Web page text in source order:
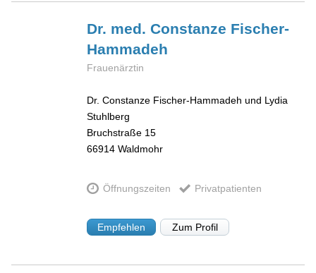
Dr. med. Constanze Fischer-
Hammadeh
Frauenärztin
Dr. Constanze Fischer-Hammadeh und Lydia
Stuhlberg
Bruchstraße 15
66914 Waldmohr
Öffnungszeiten Privatpatienten
Empfehlen Zum Profil